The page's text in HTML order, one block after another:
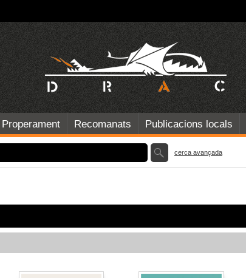
Properament Recomanats Publicacions locals
cerca avançada